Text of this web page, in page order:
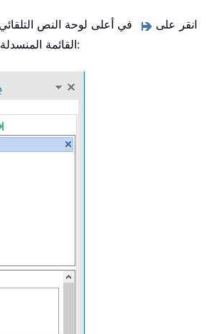
1. انقر على في أعلى لوحة النص
القائمة المنسدلة. راجع لقطة الشاشة: